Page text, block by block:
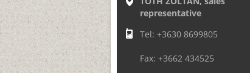
representative
Tel: +3630 8699805
Fax: +3662 434525